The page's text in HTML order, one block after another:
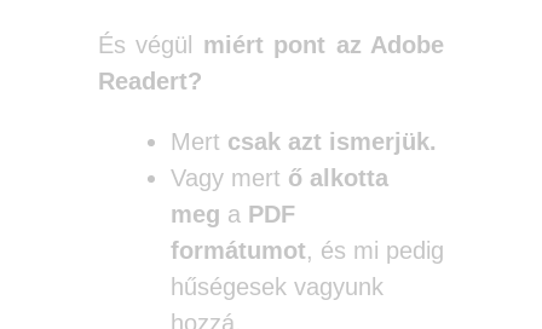
És végül miért pont az Adobe
Readert?
Mert csak azt ismerjük.
Vagy mert ő alkotta
meg a PDF
formátumot, és mi pedig
hűségesek vagyunk
hozzá.